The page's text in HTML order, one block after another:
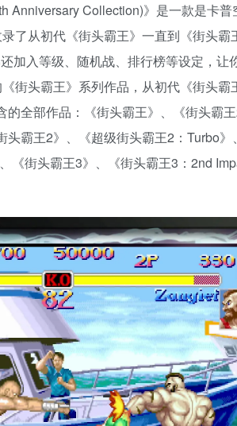
Anniversary Collection)》是一款是卡
了从初代《街头霸王》一直到《街头霸
加入等级、随机战、排行榜等设定，让
街头霸王》系列作品，从初代《街头霸
全部作品：《街头霸王》、《街头霸
霸王2》、《超级街头霸王2：Turbo》
《街头霸王3》、《街头霸王3：2nd